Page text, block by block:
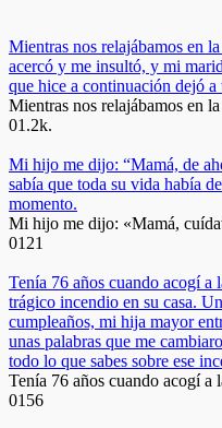
Mientras nos relajábamos en
acercó y me insultó, y mi
que hice a continuación dejó a
Mientras nos relajábamos en
01.2k.
Mi hijo me dijo: “Mamá, de
sabía que toda su vida había
momento.
Mi hijo me dijo: «Mamá,
0121
Tenía 76 años cuando acogí a
trágico incendio en su casa.
cumpleaños, mi hija mayor
unas palabras que me
todo lo que sabes sobre ese
Tenía 76 años cuando acogí a
0156